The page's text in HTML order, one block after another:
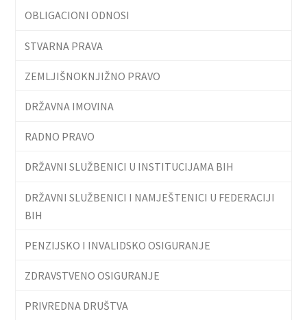
OBLIGACIONI ODNOSI
STVARNA PRAVA
ZEMLJIŠNOKNJIŽNO PRAVO
DRŽAVNA IMOVINA
RADNO PRAVO
DRŽAVNI SLUŽBENICI U INSTITUCIJAMA BIH
DRŽAVNI SLUŽBENICI I NAMJEŠTENICI U FEDERACIJI
BIH
PENZIJSKO I INVALIDSKO OSIGURANJE
ZDRAVSTVENO OSIGURANJE
PRIVREDNA DRUŠTVA